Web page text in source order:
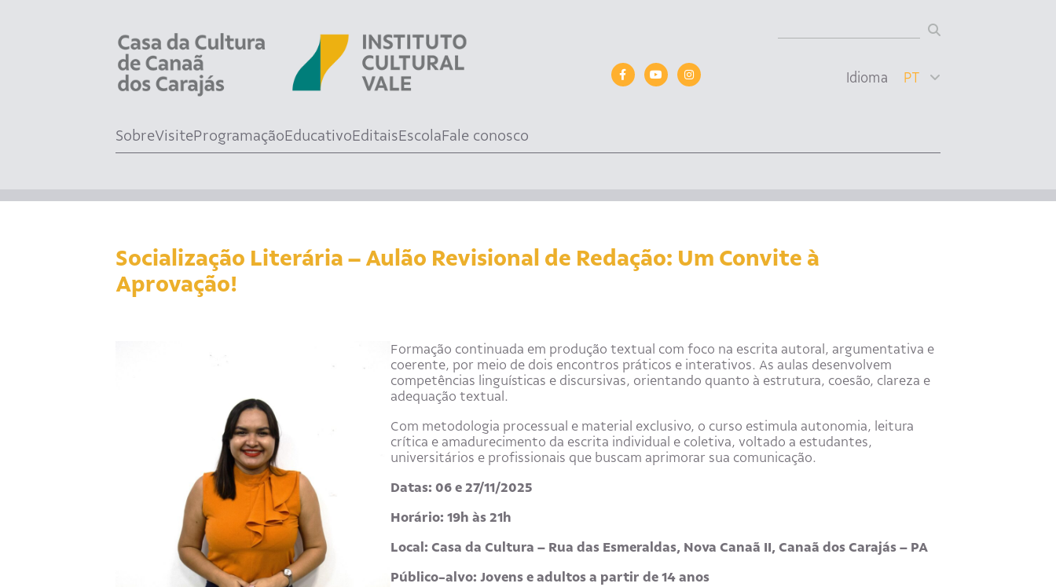
Idioma PT
SobreVisiteProgramaçãoEducativoEditaisEscolaFale conosco
Socialização Literária – Aulão Revisional de Redação: Um Convite à
Aprovação!
Formação continuada em produção textual com foco na escrita autoral, argumentativa e
coerente, por meio de dois encontros práticos e interativos. As aulas desenvolvem
competências linguísticas e discursivas, orientando quanto à estrutura, coesão, clareza e
adequação textual.
Com metodologia processual e material exclusivo, o curso estimula autonomia, leitura
crítica e amadurecimento da escrita individual e coletiva, voltado a estudantes,
universitários e profissionais que buscam aprimorar sua comunicação.
Datas: 06 e 27/11/2025
Horário: 19h às 21h
Local: Casa da Cultura – Rua das Esmeraldas, Nova Canaã II, Canaã dos Carajás – PA
Público-alvo: Jovens e adultos a partir de 14 anos